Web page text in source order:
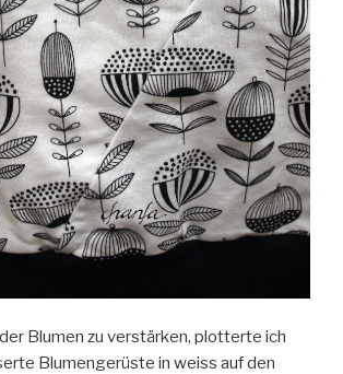
Blumen zu verstärken, plotterte ich
Blumengerüste in weiss auf den